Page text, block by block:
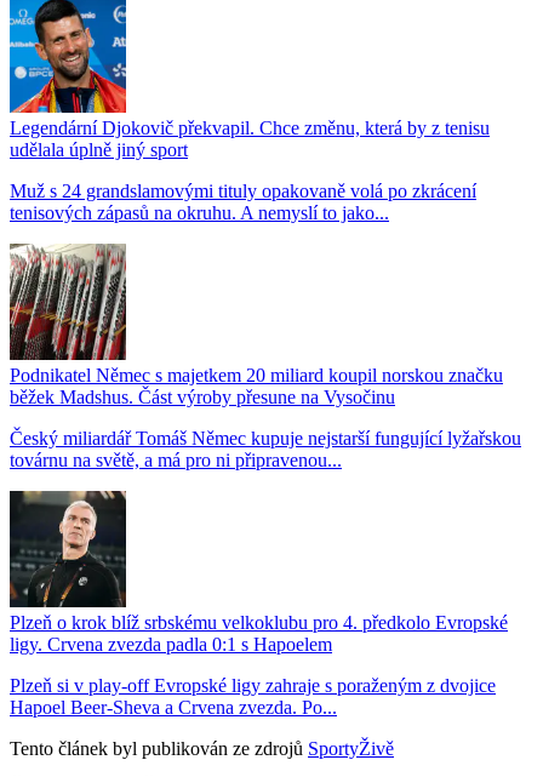
Legendární Djokovič překvapil. Chce změnu, která by z tenisu
udělala úplně jiný sport
Muž s 24 grandslamovými tituly opakovaně volá po zkrácení
tenisových zápasů na okruhu. A nemyslí to jako...
Podnikatel Němec s majetkem 20 miliard koupil norskou značku
běžek Madshus. Část výroby přesune na Vysočinu
Český miliardář Tomáš Němec kupuje nejstarší fungující lyžařskou
továrnu na světě, a má pro ni připravenou...
Plzeň o krok blíž srbskému velkoklubu pro 4. předkolo Evropské
ligy. Crvena zvezda padla 0:1 s Hapoelem
Plzeň si v play-off Evropské ligy zahraje s poraženým z dvojice
Hapoel Beer-Sheva a Crvena zvezda. Po...
Tento článek byl publikován ze zdrojů SportyŽivě